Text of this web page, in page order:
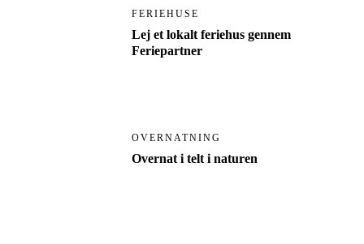
FERIEHUSE
Lej et lokalt feriehus gennem
Feriepartner
OVERNATNING
Overnat i telt i naturen